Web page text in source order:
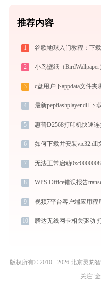
推荐内容
1 谷歌地球入门教程：下
2
3 c盘用户下appdata文件
4 最新pepflashplayer.dll 下
5 惠普D2568打印机快速
6 如何下载并安装vic32.dll
7 无法正常启动
8
9
10 腾达无线网卡相关驱动
版权所有© 2010 - 2026 北京灵豹
关注“